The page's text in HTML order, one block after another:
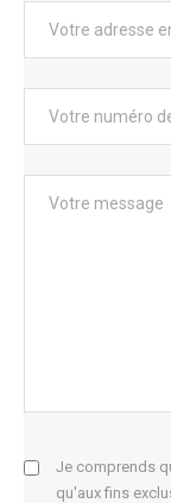
Je comprends
qu'aux fins